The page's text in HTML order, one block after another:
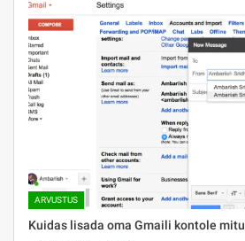
ARVUSTUS
Kuidas lisada oma Gmaili kontole